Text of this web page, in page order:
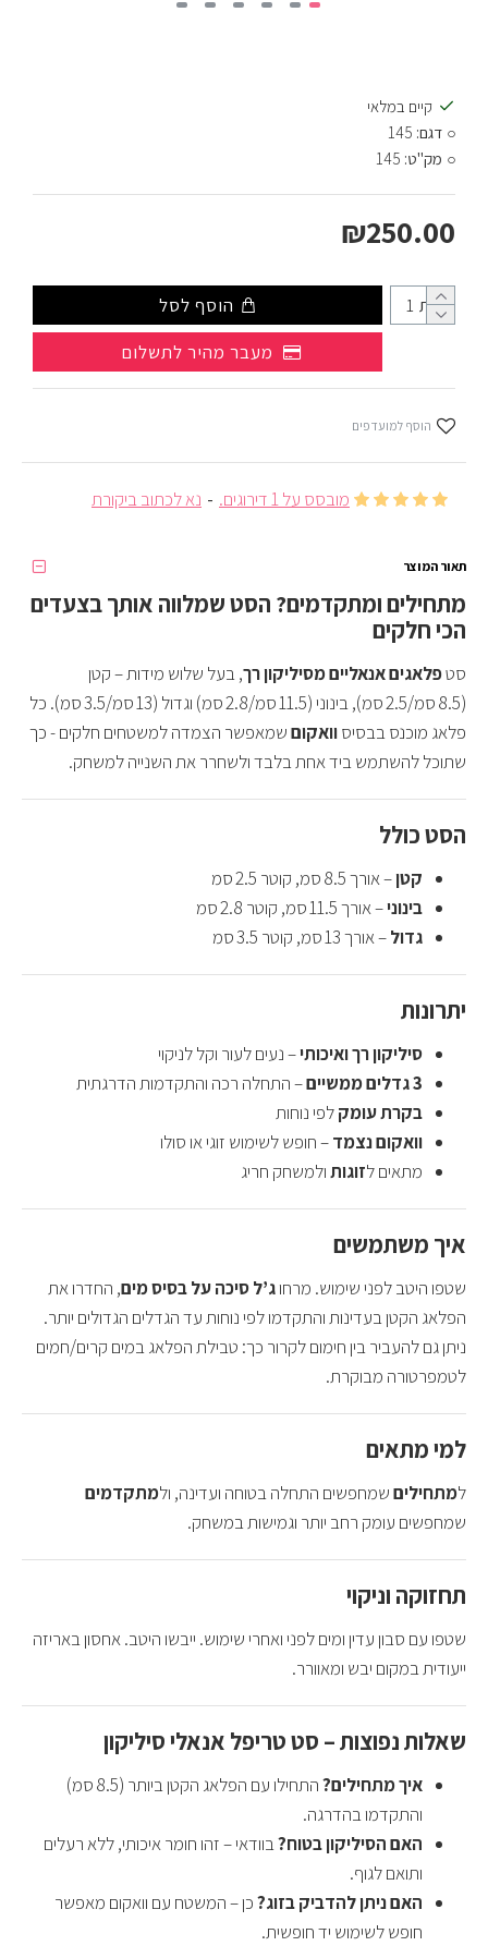
מובסס על 1 דירוגים. - נא לכתוב ביקורת
₪250.00
קיים במלאי
דגם: 145
מק"ט: 145
כמות
הוסף לסל
מעבר מהיר לתשלום
הוסף למועדפים
תאור המוצר
מתחילים ומתקדמים? הסט שמלווה אותך בצעדים
הכי חלקים
סטפלאגים אנאליים מסיליקון רך, בעל שלוש מידות – קטן
(8.5 סמ/2.5 סמ), בינוני (11.5 סמ/2.8 סמ) וגדול (13 סמ/3.5 סמ). כל
פלאג מוכנס בבסיסוואקוםשמאפשר הצמדה למשטחים חלקים - כך
שתוכל להשתמש ביד אחת בלבד ולשחרר את השנייה למשחק.
הסט כולל
קטן– אורך 8.5 סמ, קוטר 2.5 סמ
בינוני– אורך 11.5 סמ, קוטר 2.8 סמ
גדול– אורך 13 סמ, קוטר 3.5 סמ
יתרונות
סיליקון רך ואיכותי– נעים לעור וקל לניקוי
3 גדלים ממשיים
– התחלה רכה והתקדמות הדרגתית
בקרת עומקלפי נוחות
וואקום נצמד– חופש לשימוש זוגי או סולו
מתאים לזוגותולמשחק חריג
איך משתמשים
שטפו היטב לפני שימוש. מרחוג’ל סיכה על בסיס מים, החדרו את
הפלאג הקטן בעדינות והתקדמו לפי נוחות עד הגדלים הגדולים יותר.
ניתן גם להעביר בין חימום לקרור כך: טבילת הפלאג במים קרים/חמים
לטמפרטורה מבוקרת.
למי מתאים
למתחיליםשמחפשים התחלה בטוחה ועדינה, ולמתקדמים
שמחפשים עומק רחב יותר וגמישות במשחק.
תחזוקה וניקוי
שטפו עם סבון עדין ומים לפני ואחרי שימוש. ייבשו היטב. אחסון באריזה
ייעודית במקום יבש ומאוורר.
שאלות נפוצות – סט טריפל אנאלי סיליקון
איך מתחילים?
התחילו עם הפלאג הקטן ביותר (8.5 סמ)
והתקדמו בהדרגה.
האם הסיליקון בטוח?בוודאי – זהו חומר איכותי, ללא רעלים
ותואם לגוף.
האם ניתן להדביק בזוג?כן – המשטח עם וואקום מאפשר
חופש לשימוש יד חופשית.